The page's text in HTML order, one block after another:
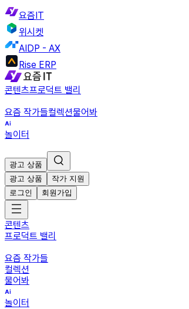
요즘IT
위시켓
AIDP - AX
Rise ERP
콘텐츠프로덕트 밸리
요즘 작가들컬렉션물어봐
놀이터
광고 상품
광고 상품
작가 지원
로그인
회원가입
콘텐츠
프로덕트 밸리
요즘 작가들
컬렉션
물어봐
놀이터